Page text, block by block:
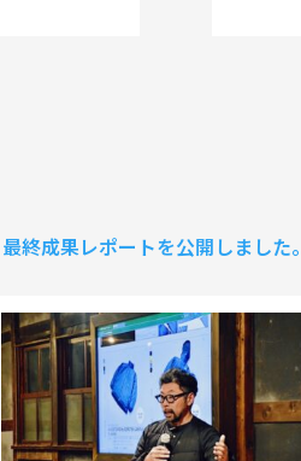
終成果レポートを公開しました。